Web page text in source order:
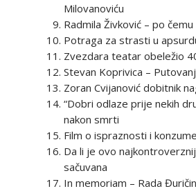
Milovanoviću
Radmila Živković – po
Potraga za strasti u
Zvezdara teatar obeležio
Stevan Koprivica –
Zoran Cvijanović dobitnik
“Dobri odlaze prije nekih
nakon smrti
Film o ispraznosti i
Da li je ovo
sačuvana
In memoriam – Rada